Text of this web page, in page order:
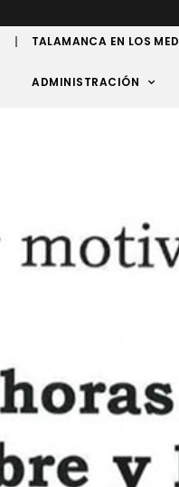
TALAMANCA EN LOS
ADMINISTRACIÓN